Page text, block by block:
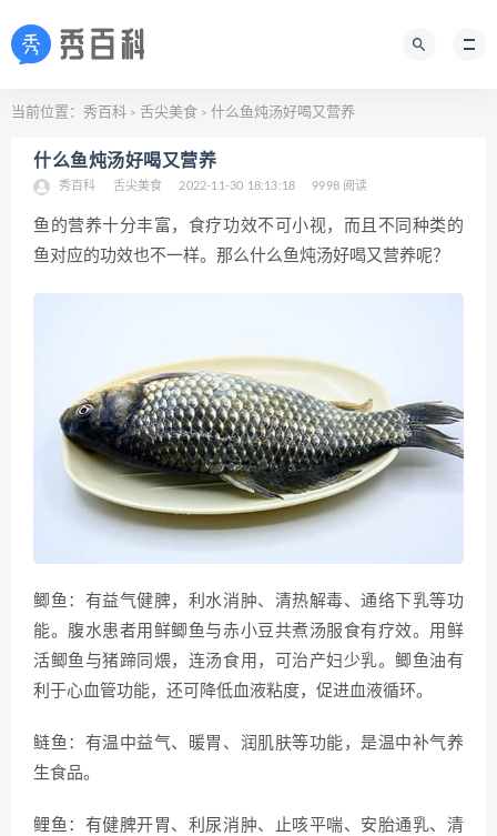
当前位置： 秀百科 > 舌尖美食 > 什么鱼炖汤好喝又营养
什么鱼炖汤好喝又营养
秀百科 舌尖美食 2022-11-30 18:13:18 9998 阅读
鱼的营养十分丰富，食疗功效不可小视，而且不同种类的
鱼对应的功效也不一样。那么什么鱼炖汤好喝又营养呢？
鲫鱼：有益气健脾，利水消肿、清热解毒、通络下乳等功
能。腹水患者用鲜鲫鱼与赤小豆共煮汤服食有疗效。用鲜
活鲫鱼与猪蹄同煨，连汤食用，可治产妇少乳。鲫鱼油有
利于心血管功能，还可降低血液粘度，促进血液循环。
鲢鱼：有温中益气、暖胃、润肌肤等功能，是温中补气养
生食品。
鲤鱼：有健脾开胃、利尿消肿、止咳平喘、安胎通乳、清